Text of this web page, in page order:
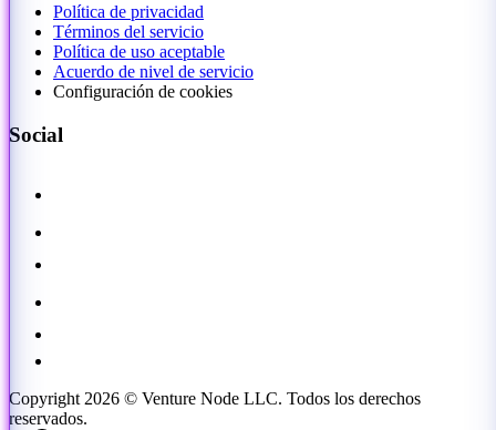
Política de privacidad
Términos del servicio
Política de uso aceptable
Acuerdo de nivel de servicio
Configuración de cookies
Social
Copyright 2026 © Venture Node LLC. Todos los derechos
reservados.